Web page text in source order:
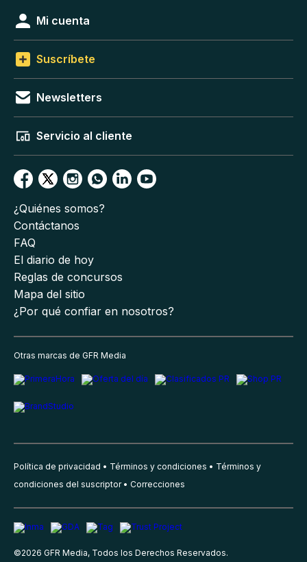
Mi cuenta
Suscríbete
Newsletters
Servicio al cliente
¿Quiénes somos?
Contáctanos
FAQ
El diario de hoy
Reglas de concursos
Mapa del sitio
¿Por qué confiar en nosotros?
Otras marcas de GFR Media
Política de privacidad Términos y condiciones
Términos y
condiciones del suscriptor
Correcciones
©2026 GFR Media, Todos los Derechos Reservados.